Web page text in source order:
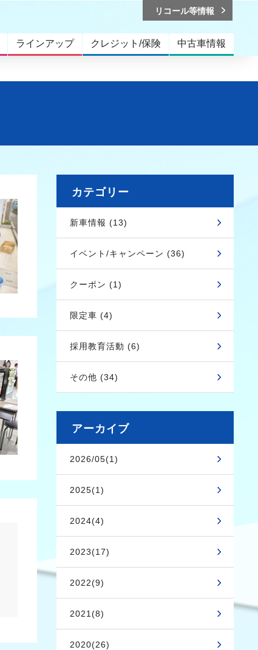
ラインアップ クレジット/保険 中古車情報
リコール等情報
カテゴリー
新車情報 (13)
イベント/キャンペーン (36)
クーポン (1)
限定車 (4)
採用教育活動 (6)
その他 (34)
アーカイブ
2026/05(1)
2025(1)
2024(4)
2023(17)
2022(9)
2021(8)
2020(26)